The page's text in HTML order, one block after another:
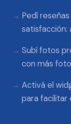
Pedí
satisfacción:
Subí fotos
con más
Activá el
para facilitar